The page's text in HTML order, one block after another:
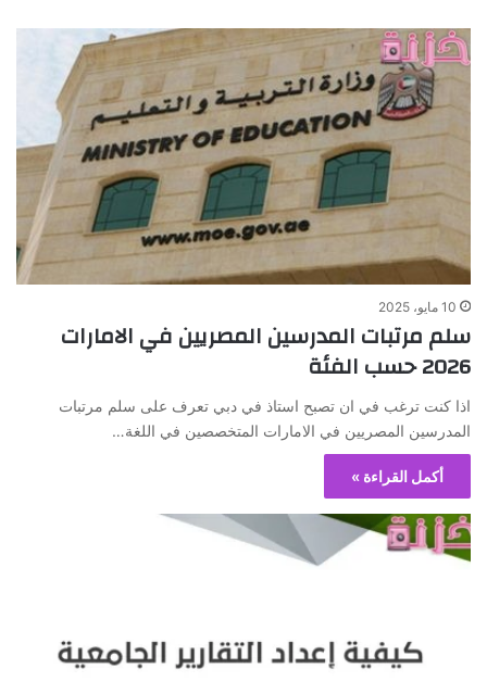
10 مايو، 2025
سلم مرتبات المدرسين المصريين في الامارات
2026 حسب الفئة
اذا كنت ترغب في ان تصبح استاذ في دبي تعرف على سلم مرتبات
المدرسين المصريين في الامارات المتخصصين في اللغة…
أكمل القراءة »